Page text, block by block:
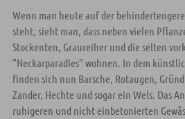
Wenn man heute auf der
steht, sieht man, dass neben vielen
Stockenten, Graureiher und die selten
"Neckarparadies" wohnen. In dem
finden sich nun Barsche, Rotaugen,
Zander, Hechte und sogar ein Wels. Das
ruhigeren und nicht einbetonierten